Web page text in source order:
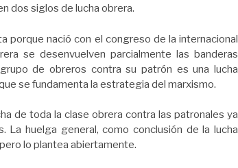
dos siglos de lucha obrera.
porque nació con el congreso de la internacional
se desenvuelven parcialmente las banderas
de obreros contra su patrón es una lucha
se fundamenta la estrategia del marxismo.
de toda la clase obrera contra las patronales ya
La huelga general, como conclusión de la lucha
lo plantea abiertamente.